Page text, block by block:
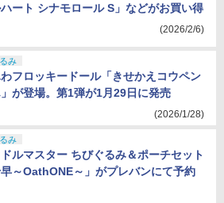
ート シナモロール S」などがお買い得
(2026/2/6)
み
フロッキードール「きせかえコウペン
が登場。第1弾が1月29日に発売
(2026/1/28)
み
ドルマスター ちびぐるみ＆ポーチセット
～OathONE～」がプレバンにて予約